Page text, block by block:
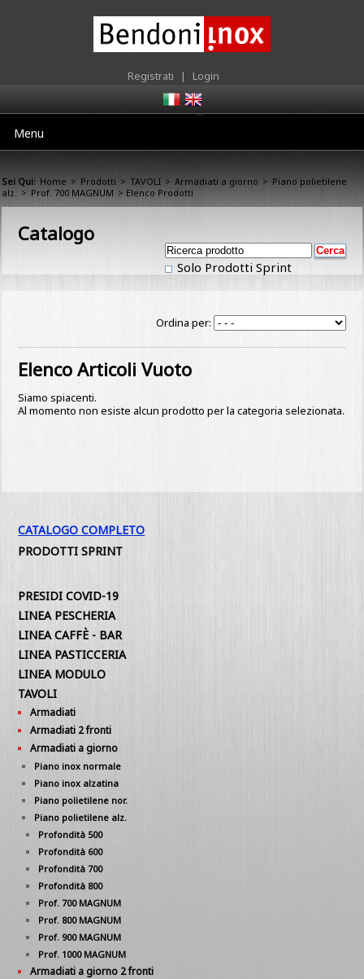
Registrati | Login
Menu
Sei Qui: Home > Prodotti > TAVOLI > Armadiati a giorno > Piano polietilene
alz. > Prof. 700 MAGNUM > Elenco Prodotti
Catalogo
Solo Prodotti Sprint
Ordina per:
Elenco Articoli Vuoto
Siamo spiacenti.
Al momento non esiste alcun prodotto per la categoria selezionata.
CATALOGO COMPLETO
PRODOTTI SPRINT
PRESIDI COVID-19
LINEA PESCHERIA
LINEA CAFFÈ - BAR
LINEA PASTICCERIA
LINEA MODULO
TAVOLI
Armadiati
Armadiati 2 fronti
Armadiati a giorno
Piano inox normale
Piano inox alzatina
Piano polietilene nor.
Piano polietilene alz.
Profondità 500
Profondità 600
Profondità 700
Profondità 800
Prof. 700 MAGNUM
Prof. 800 MAGNUM
Prof. 900 MAGNUM
Prof. 1000 MAGNUM
Armadiati a giorno 2 fronti